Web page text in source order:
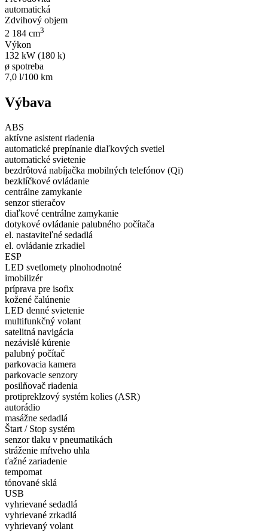
automatická
Zdvihový objem
2 184 cm3
Výkon
132 kW (180 k)
ø spotreba
7,0 l/100 km
Výbava
ABS
aktívne asistent riadenia
automatické prepínanie diaľkových svetiel
automatické svietenie
bezdrôtová nabíjačka mobilných telefónov (Qi)
bezklíčkové ovládanie
centrálne zamykanie
senzor stieračov
diaľkové centrálne zamykanie
dotykové ovládanie palubného počítača
el. nastaviteľné sedadlá
el. ovládanie zrkadiel
ESP
LED svetlomety plnohodnotné
imobilizér
príprava pre isofix
kožené čalúnenie
LED denné svietenie
multifunkčný volant
satelitná navigácia
nezávislé kúrenie
palubný počítač
parkovacia kamera
parkovacie senzory
posilňovač riadenia
protipreklzový systém kolies (ASR)
autorádio
masážne sedadlá
Štart / Stop systém
senzor tlaku v pneumatikách
stráženie mŕtveho uhla
ťažné zariadenie
tempomat
tónované sklá
USB
vyhrievané sedadlá
vyhrievané zrkadlá
vyhrievaný volant